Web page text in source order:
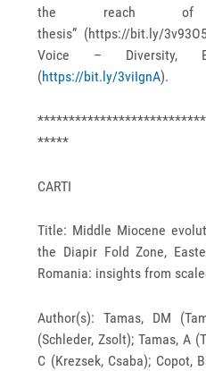
the reach of
thesis” (https://bit.ly/
Voice – Diversity,
(https://bit.ly/3viIgnA).
*****
CARTI
Title: Middle Miocene
the Diapir Fold Zone,
Romania: insights from
Author(s): Tamas, DM
(Schleder, Zsolt); Tamas, A
C (Krezsek, Csaba); Copot,